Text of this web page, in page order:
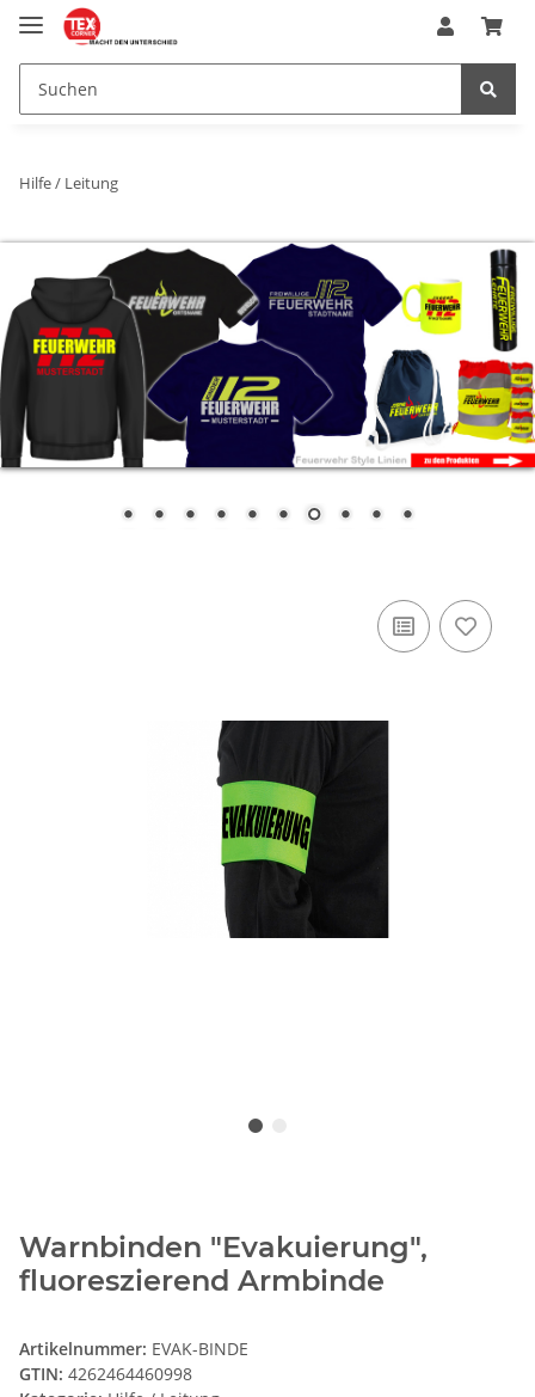
Hilfe / Leitung
Warnbinden "Evakuierung",
fluoreszierend Armbinde
Artikelnummer: EVAK-BINDE
GTIN: 4262464460998